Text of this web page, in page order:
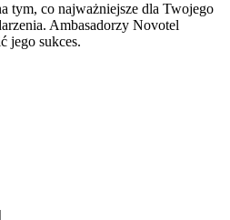
tym, co najważniejsze dla Twojego
Ambasadorzy Novotel
jego sukces.